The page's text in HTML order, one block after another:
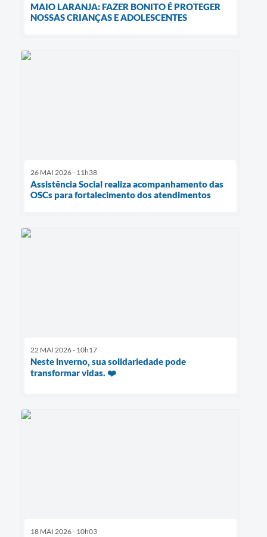
MAIO LARANJA: FAZER BONITO É PROTEGER
NOSSAS CRIANÇAS E ADOLESCENTES
26 MAI 2026 - 11h38
Assistência Social realiza acompanhamento das
OSCs para fortalecimento dos atendimentos
22 MAI 2026 - 10h17
Neste inverno, sua solidariedade pode
transformar vidas. ❤️
18 MAI 2026 - 10h03